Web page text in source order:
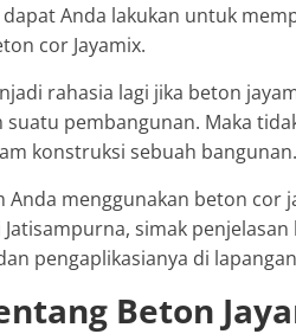
dapat Anda lakukan untuk
cor Jayamix.
rahasia lagi jika beton
pembangunan. Maka
konstruksi sebuah bangunan.
Anda menggunakan beton
simak
pengaplikasianya di
Beton